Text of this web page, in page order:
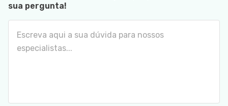
sua pergunta!